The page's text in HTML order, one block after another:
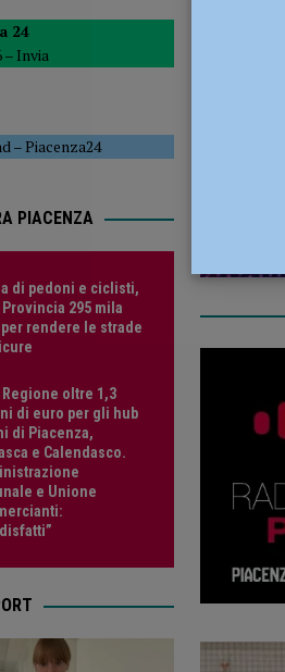
POLITICA
2026 ] Tutela di pedoni e ciclisti, dalla
24
– Invia
–Piacenza24
PIACENZA
di pedoni e ciclisti,
295 mila
rendere le strade
Regione oltre 1,3
di euro per gli hub
di Piacenza,
e Calendasco.
e Unione